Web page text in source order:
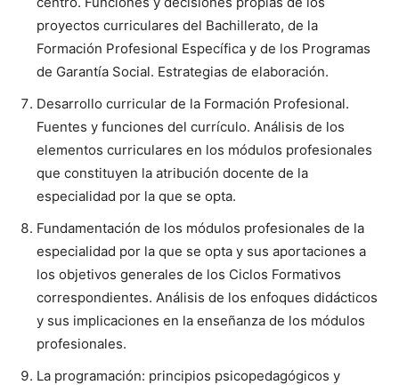
proyectos curriculares del Bachillerato, de la
Formación Profesional Específica y de los Programas
de Garantía Social. Estrategias de elaboración.
Desarrollo curricular de la Formación Profesional.
Fuentes y funciones del currículo. Análisis de los
elementos curriculares en los módulos profesionales
que constituyen la atribución docente de la
especialidad por la que se opta.
Fundamentación de los módulos profesionales de la
especialidad por la que se opta y sus aportaciones a
los objetivos generales de los Ciclos Formativos
correspondientes. Análisis de los enfoques didácticos
y sus implicaciones en la enseñanza de los módulos
profesionales.
La programación: principios psicopedagógicos y